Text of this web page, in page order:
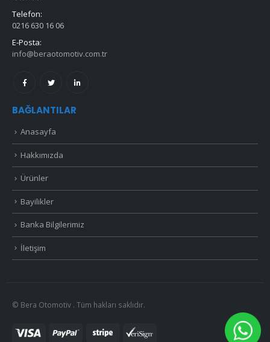
Telefon:
0216 630 16 06
E-Posta:
info@beraotomotiv.com.tr
BAĞLANTILAR
Anasayfa
Hakkımızda
Ürünler
Bayilikler
Banka Bilgilerimiz
İletişim
© Bera Otomotiv . Tüm hakları saklıdır.